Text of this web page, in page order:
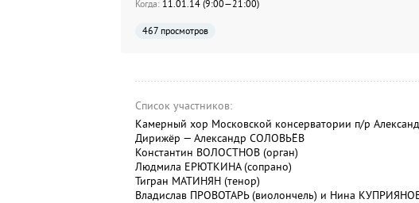
Когда:11.01.14 (9:00—21:00)
467 просмотров
Список участников:
Камерный хор Московской консерватории п/р
Дирижёр — Александр СОЛОВЬЁВ
Константин ВОЛОСТНОВ (орган)
Людмила ЕРЮТКИНА (сопрано)
Тигран МАТИНЯН (тенор)
Владислав ПРОВОТАРЬ (виолончель) и Нина